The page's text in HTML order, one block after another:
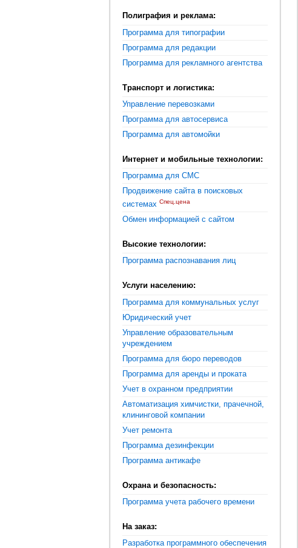
Полиграфия и реклама:
Программа для типографии
Программа для редакции
Программа для рекламного агентства
Транспорт и логистика:
Управление перевозками
Программа для автосервиса
Программа для автомойки
Интернет и мобильные технологии:
Программа для СМС
Продвижение сайта в поисковых
системах Спец.цена
Обмен информацией с сайтом
Высокие технологии:
Программа распознавания лиц
Услуги населению:
Программа для коммунальных услуг
Юридический учет
Управление образовательным
учреждением
Программа для бюро переводов
Программа для аренды и проката
Учет в охранном предприятии
Автоматизация химчистки, прачечной,
клининговой компании
Учет ремонта
Программа дезинфекции
Программа антикафе
Охрана и безопасность:
Программа учета рабочего времени
На заказ:
Разработка программного обеспечения